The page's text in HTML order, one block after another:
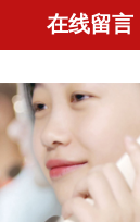
在线留言